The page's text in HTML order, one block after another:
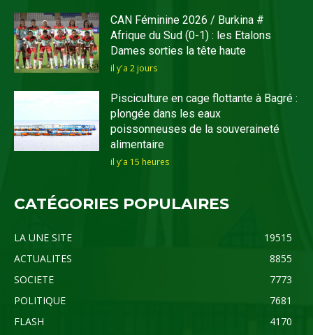
CAN Féminine 2026 / Burkina #
Afrique du Sud (0-1) : les Etalons
Dames sorties la tête haute
il y'a 2 jours
Pisciculture en cage flottante à Bagré :
plongée dans les eaux
poissonneuses de la souveraineté
alimentaire
il y'a 15 heures
CATÉGORIES POPULAIRES
LA UNE SITE
19515
ACTUALITES
8855
SOCIETE
7773
POLITIQUE
7681
FLASH
4170